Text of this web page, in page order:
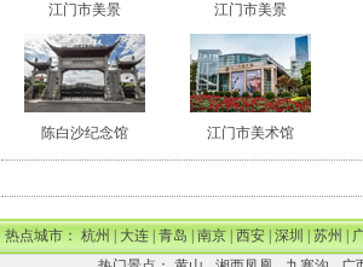
江门市美景 江门市美景
陈白沙纪念馆 江门市美术馆
热点城市：杭州|大连|青岛|南京|西安|深圳|苏州|